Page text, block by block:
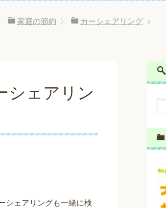
家庭の節約
カーシェアリング
シェアリン
シェアリングも一緒に検